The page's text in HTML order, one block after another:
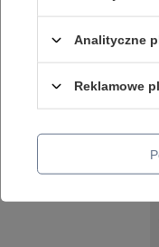
Analityczne
Reklamowe